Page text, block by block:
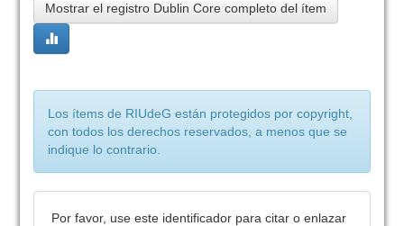
Mostrar el registro Dublin Core completo del ítem
Los ítems de RIUdeG están protegidos por copyright,
con todos los derechos reservados, a menos que se
indique lo contrario.
Por favor, use este identificador para citar o enlazar